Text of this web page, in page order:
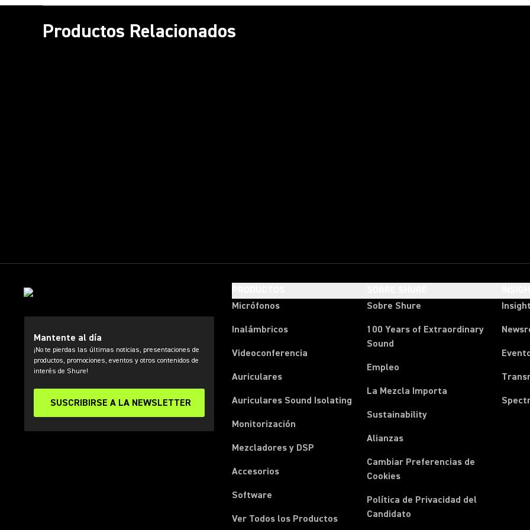
Productos Relacionados
Mantente al día
¡No te pierdas las últimas noticias, presentaciones de
productos, promociones, eventos y otros contenidos de
interés de Shure!
SUSCRIBIRSE A LA NEWSLETTER
Micrófonos
Inalámbricos
Videoconferencia
Auriculares
Auriculares Sound Isolating
Monitorización
Mezcladores y DSP
Accesorios
Software
Ver Todos los Productos
Sobre Shure
100 Years of Extraordinary
Sound
Empleo
La Mezcla Importa
Sustainability
Alianzas
Cambiar Preferencias de
Cookies
Política de Privacidad del
Candidato